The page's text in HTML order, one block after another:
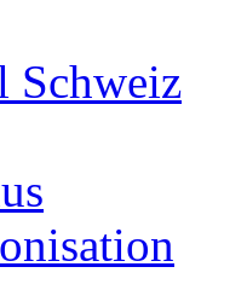
Schweiz